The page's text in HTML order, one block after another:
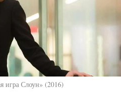
игра Слоун» (2016)